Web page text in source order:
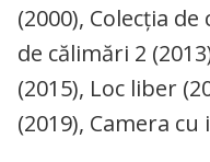
(2000), Colecţia
de călimări 2
(2015), Loc liber
(2019), Camera